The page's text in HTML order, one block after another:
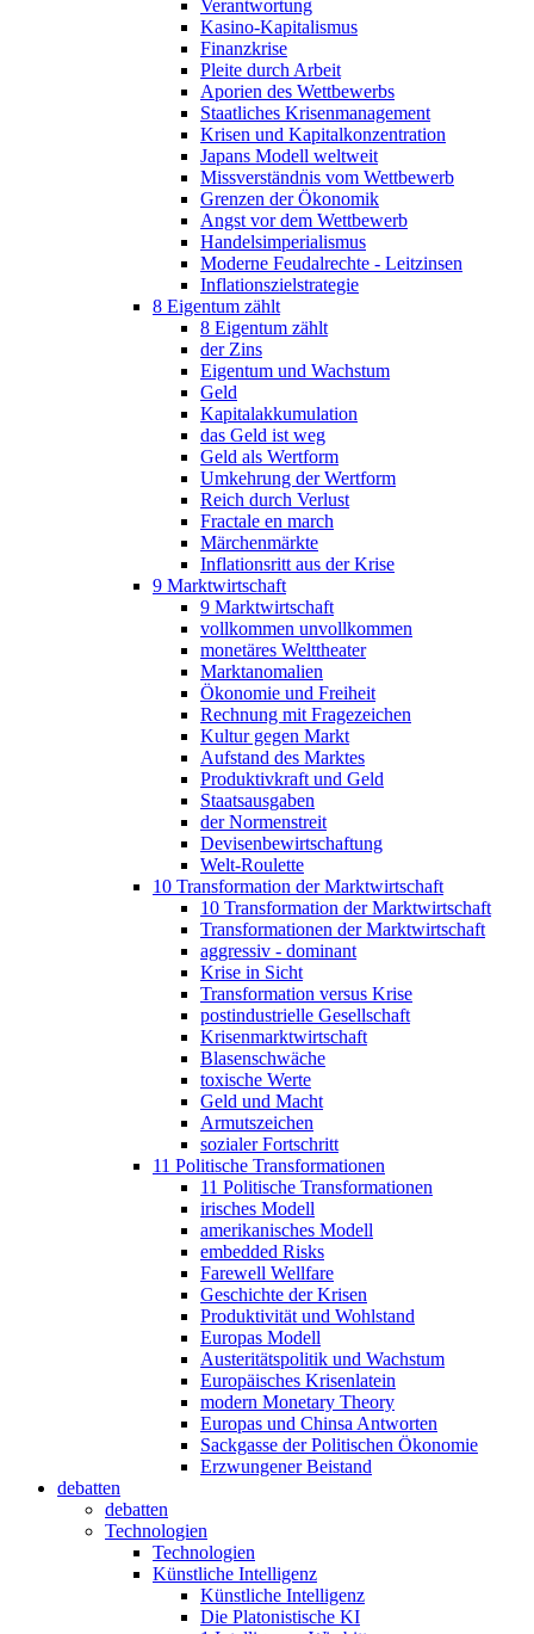
Verantwortung
Kasino-Kapitalismus
Finanzkrise
Pleite durch Arbeit
Aporien des Wettbewerbs
Staatliches Krisenmanagement
Krisen und Kapitalkonzentration
Japans Modell weltweit
Missverständnis vom Wettbewerb
Grenzen der Ökonomik
Angst vor dem Wettbewerb
Handelsimperialismus
Moderne Feudalrechte - Leitzinsen
Inflationszielstrategie
8 Eigentum zählt
8 Eigentum zählt
der Zins
Eigentum und Wachstum
Geld
Kapitalakkumulation
das Geld ist weg
Geld als Wertform
Umkehrung der Wertform
Reich durch Verlust
Fractale en march
Märchenmärkte
Inflationsritt aus der Krise
9 Marktwirtschaft
9 Marktwirtschaft
vollkommen unvollkommen
monetäres Welttheater
Marktanomalien
Ökonomie und Freiheit
Rechnung mit Fragezeichen
Kultur gegen Markt
Aufstand des Marktes
Produktivkraft und Geld
Staatsausgaben
der Normenstreit
Devisenbewirtschaftung
Welt-Roulette
10 Transformation der Marktwirtschaft
10 Transformation der Marktwirtschaft
Transformationen der Marktwirtschaft
aggressiv - dominant
Krise in Sicht
Transformation versus Krise
postindustrielle Gesellschaft
Krisenmarktwirtschaft
Blasenschwäche
toxische Werte
Geld und Macht
Armutszeichen
sozialer Fortschritt
11 Politische Transformationen
11 Politische Transformationen
irisches Modell
amerikanisches Modell
embedded Risks
Farewell Wellfare
Geschichte der Krisen
Produktivität und Wohlstand
Europas Modell
Austeritätspolitik und Wachstum
Europäisches Krisenlatein
modern Monetary Theory
Europas und Chinsa Antworten
Sackgasse der Politischen Ökonomie
Erzwungener Beistand
debatten
debatten
Technologien
Technologien
Künstliche Intelligenz
Künstliche Intelligenz
Die Platonistische KI